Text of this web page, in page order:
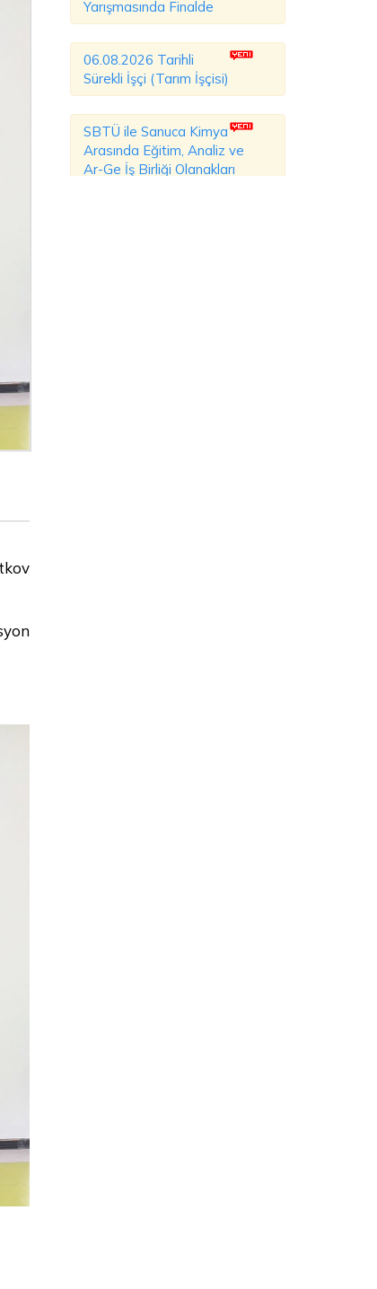
Yarışmasında Finalde
06.08.2026 Tarihli
Sürekli İşçi (Tarım İşçisi)
SBTÜ ile Sanuca Kimya
Arasında Eğitim, Analiz ve
Ar-Ge İş Birliği Olanakları